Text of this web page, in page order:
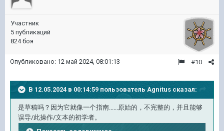
Участник
5 публикаций
824 боя
#10
Опубликовано: 12 май 2024, 08:01:13
В 12.05.2024 в 00:14:59 пользователь Agnitus сказал:
是草稿吗？因为它就像一个指南......原始的，不完整的，并且能够
误导/此操作/文本的初学者。